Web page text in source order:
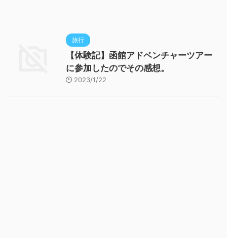
旅行
【体験記】函館アドベンチャーツアー
に参加したのでその感想。
2023/1/22